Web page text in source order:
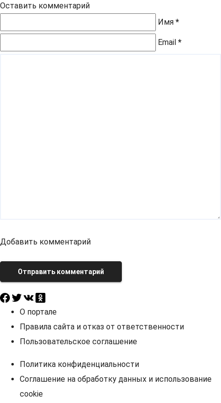
Оставить комментарий
Имя *
Email *
Добавить комментарий
Отправить комментарий
О портале
Правила сайта и отказ от ответственности
Пользовательское соглашение
Политика конфиденциальности
Соглашение на обработку данных и использование
cookie